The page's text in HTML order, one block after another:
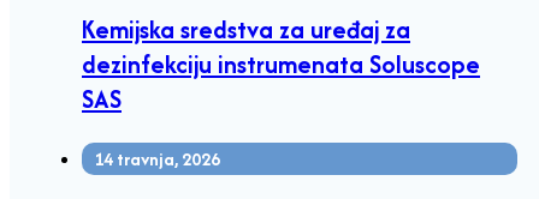
Kemijska sredstva za uređaj za
dezinfekciju instrumenata Soluscope
SAS
14 travnja, 2026